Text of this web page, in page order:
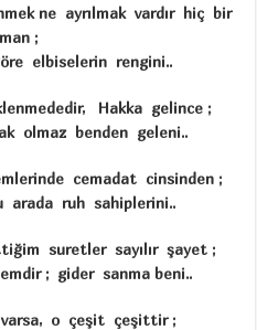
ayrılmak vardır hiç bir
;
elbiselerin rengini..
Hakka gelince ;
olmaz benden geleni..
cemadat cinsinden ;
arada ruh sahiplerini..
suretler sayılır şayet ;
; gider sanma beni..
o çeşit çeşittir ;